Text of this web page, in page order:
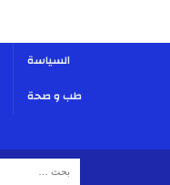
السياسة
طب و صحة